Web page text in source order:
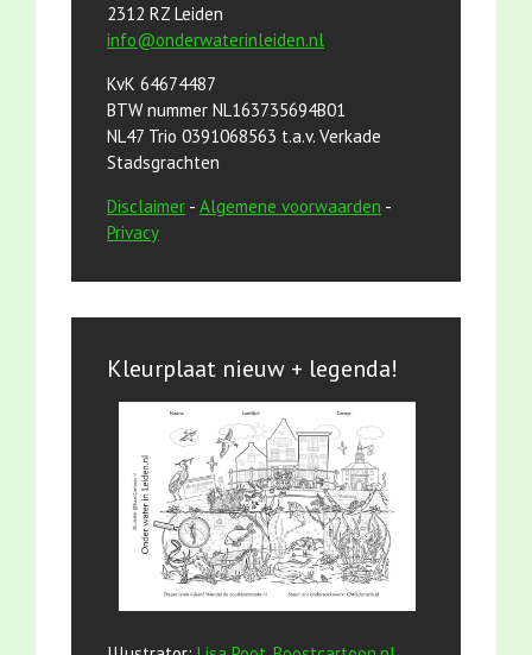
2312 RZ Leiden
info@onderwaterinleiden.nl
KvK 64674487
BTW nummer NL163735694B01
NL47 Trio 0391068563 t.a.v. Verkade
Stadsgrachten
Disclaimer - Algemene voorwaarden -
Privacy
Kleurplaat nieuw + legenda!